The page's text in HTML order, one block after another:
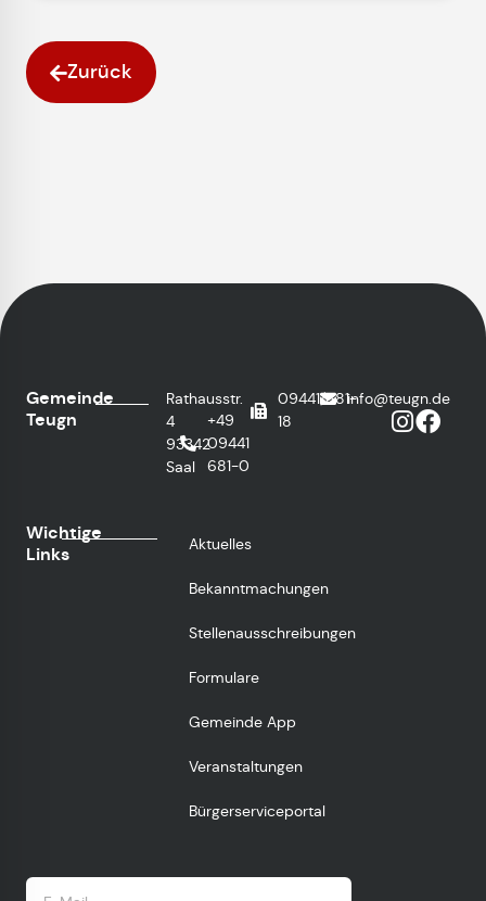
Zurück
Gemeinde
Teugn
Rathausstr.
4
93342
Saal
+49
09441
681-0
09441/681-
18
info@teugn.de
Wichtige
Links
Aktuelles
Bekanntmachungen
Stellenausschreibungen
Formulare
Gemeinde App
Veranstaltungen
Bürgerserviceportal